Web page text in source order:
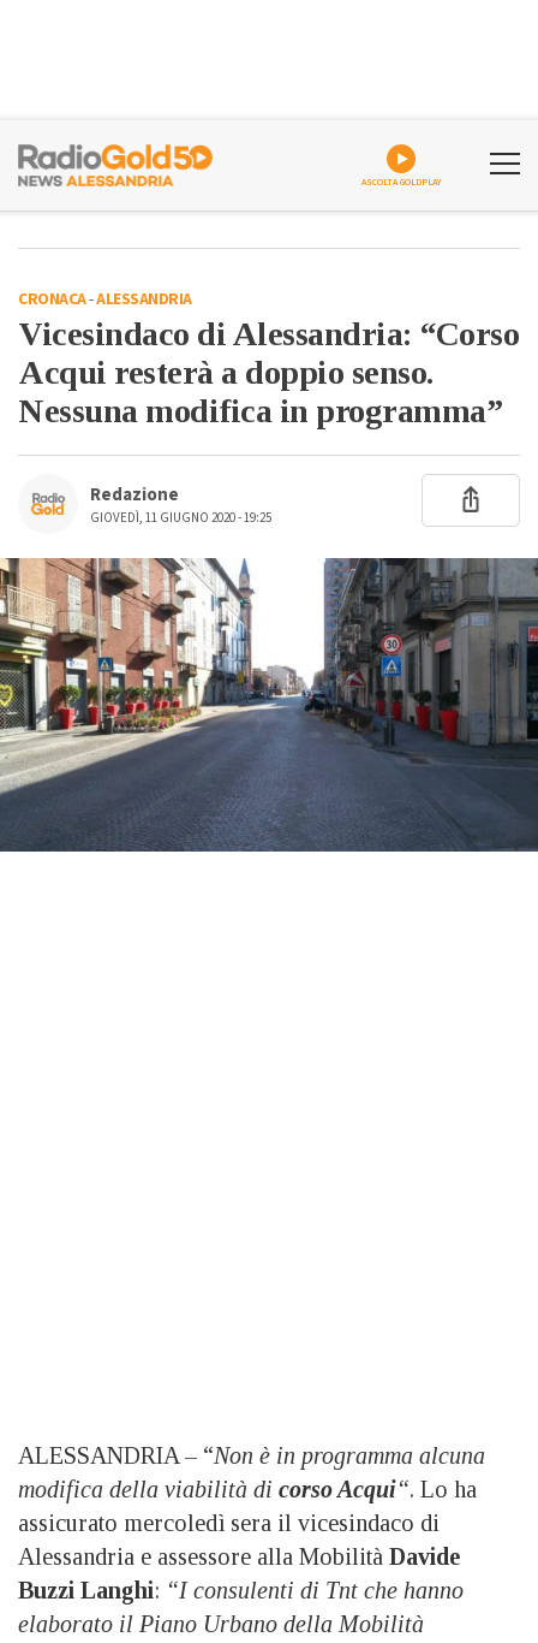
ASCOLTA GOLDPLAY
CRONACA-ALESSANDRIA
Vicesindaco di Alessandria: “Corso
Acqui resterà a doppio senso.
Nessuna modifica in programma”
Redazione
GIOVEDÌ, 11 GIUGNO 2020 - 19:25
ALESSANDRIA – “Non è in programma alcuna
modifica della viabilità di corso Acqui“. Lo ha
assicurato mercoledì sera il vicesindaco di
Alessandria e assessore alla Mobilità Davide
Buzzi Langhi: “I consulenti di Tnt che hanno
elaborato il Piano Urbano della Mobilità